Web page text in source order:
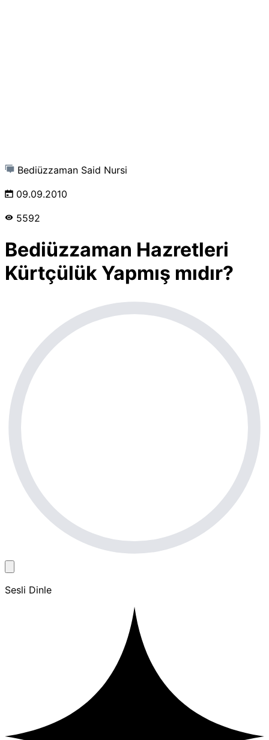
Bediüzzaman Said Nursi
09.09.2010
5592
Bediüzzaman Hazretleri
Kürtçülük Yapmış mıdır?
Sesli Dinle